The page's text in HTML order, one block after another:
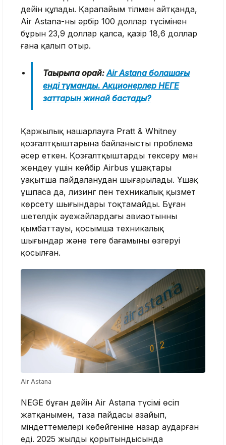
дейін құлады. Қарапайым тілмен айтқанда,
Air Astana-ның әрбір 100 доллар түсімінен
бұрын 23,9 доллар қалса, қазір 18,6 доллар
ғана қалып отыр.
Тақырыпқа орай:Air Astana болашағы
енді тұманды. Акционерлер НЕГЕ
заттарын жинай бастады?
Қаржылық нашарлауға Pratt & Whitney
қозғалтқыштарына байланысты проблема
әсер еткен. Қозғалтқыштарды тексеру мен
жөндеу үшін кейбір Airbus ұшақтары
уақытша пайдаланудан шығарылады. Ұшақ
ұшпаса да, лизинг пен техникалық қызмет
көрсету шығындары тоқтамайды. Бұған
шетелдік әуежайлардағы авиаотынның
қымбаттауы, қосымша техникалық
шығындар және теңге бағамының өзгеруі
қосылған.
Air Astana
NEGE бұған дейін Air Astana түсімі өсіп
жатқанымен, таза пайдасы азайып,
міндеттемелері көбейгеніне назар аударған
еді. 2025 жылдың қорытындысында